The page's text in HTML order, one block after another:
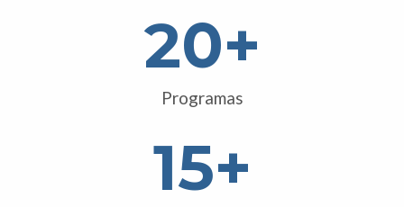
Programas
20+
15+